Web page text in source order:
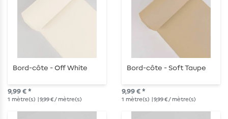
Bord-côte - Off White
9,99 € *
1 mètre(s) | 9,99 € / mètre(s)
Bord-côte - Soft Taupe
9,99 € *
1 mètre(s) | 9,99 € / mètre(s)